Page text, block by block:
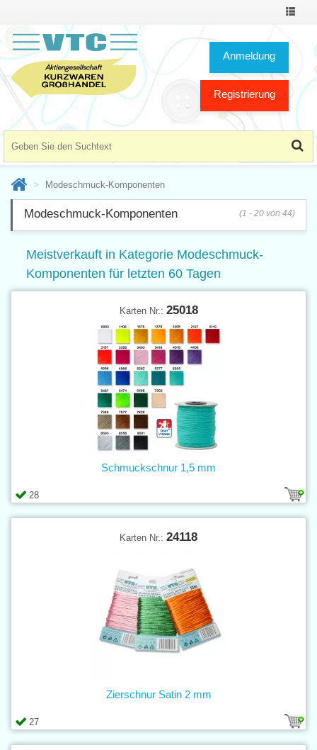
Toggle
Anmeldung
Registrierung
Modeschmuck-Komponenten
Modeschmuck-Komponenten (1 - 20 von 44)
Meistverkauft in Kategorie Modeschmuck-
Komponenten für letzten 60 Tagen
Karten Nr.: 25018
28
Schmuckschnur 1,5 mm
Karten Nr.: 24118
27
Zierschnur Satin 2 mm